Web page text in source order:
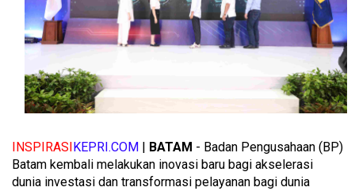
INSPIRASI KEPRI.COM BATAM - Badan Pengusahaan (BP)
Batam kembali melakukan inovasi baru bagi akselerasi
dunia investasi dan transformasi pelayanan bagi dunia